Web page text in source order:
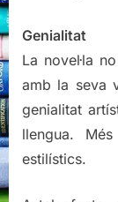
Genialitat
La novel·la
amb la seva
genialitat
llengua.
estilístics.